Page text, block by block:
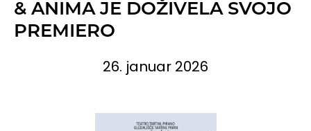
& ANIMA JE DOŽIVELA SVOJO
PREMIERO
26. januar 2026